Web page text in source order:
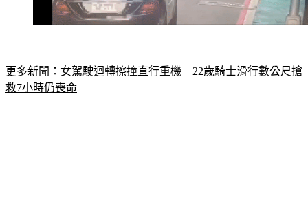
更多新聞： 女駕駛迴轉擦撞直行重機　22歲騎士滑行數公尺搶
救7小時仍喪命